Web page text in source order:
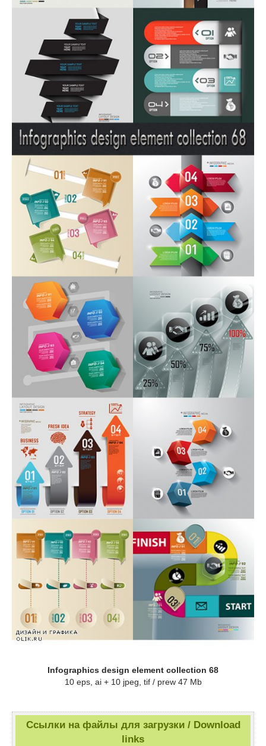
Infographics design element collection 68
10 eps, ai + 10 jpeg, tif / prew 47 Mb
Ссылки на файлы для загрузки / Download
links